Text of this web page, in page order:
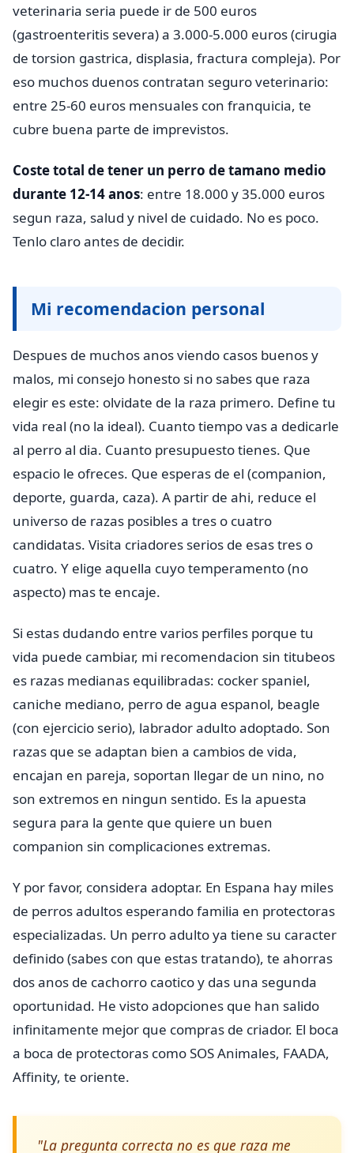
veterinaria seria puede ir de 500 euros
(gastroenteritis severa) a 3.000-5.000 euros (cirugia
de torsion gastrica, displasia, fractura compleja). Por
eso muchos duenos contratan seguro veterinario:
entre 25-60 euros mensuales con franquicia, te
cubre buena parte de imprevistos.
Coste total de tener un perro de tamano medio
durante 12-14 anos: entre 18.000 y 35.000 euros
segun raza, salud y nivel de cuidado. No es poco.
Tenlo claro antes de decidir.
Mi recomendacion personal
Despues de muchos anos viendo casos buenos y
malos, mi consejo honesto si no sabes que raza
elegir es este: olvidate de la raza primero. Define tu
vida real (no la ideal). Cuanto tiempo vas a dedicarle
al perro al dia. Cuanto presupuesto tienes. Que
espacio le ofreces. Que esperas de el (companion,
deporte, guarda, caza). A partir de ahi, reduce el
universo de razas posibles a tres o cuatro
candidatas. Visita criadores serios de esas tres o
cuatro. Y elige aquella cuyo temperamento (no
aspecto) mas te encaje.
Si estas dudando entre varios perfiles porque tu
vida puede cambiar, mi recomendacion sin titubeos
es razas medianas equilibradas: cocker spaniel,
caniche mediano, perro de agua espanol, beagle
(con ejercicio serio), labrador adulto adoptado. Son
razas que se adaptan bien a cambios de vida,
encajan en pareja, soportan llegar de un nino, no
son extremos en ningun sentido. Es la apuesta
segura para la gente que quiere un buen
companion sin complicaciones extremas.
Y por favor, considera adoptar. En Espana hay miles
de perros adultos esperando familia en protectoras
especializadas. Un perro adulto ya tiene su caracter
definido (sabes con que estas tratando), te ahorras
dos anos de cachorro caotico y das una segunda
oportunidad. He visto adopciones que han salido
infinitamente mejor que compras de criador. El boca
a boca de protectoras como SOS Animales, FAADA,
Affinity, te oriente.
"La pregunta correcta no es que raza me